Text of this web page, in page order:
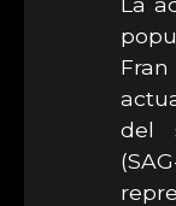
del